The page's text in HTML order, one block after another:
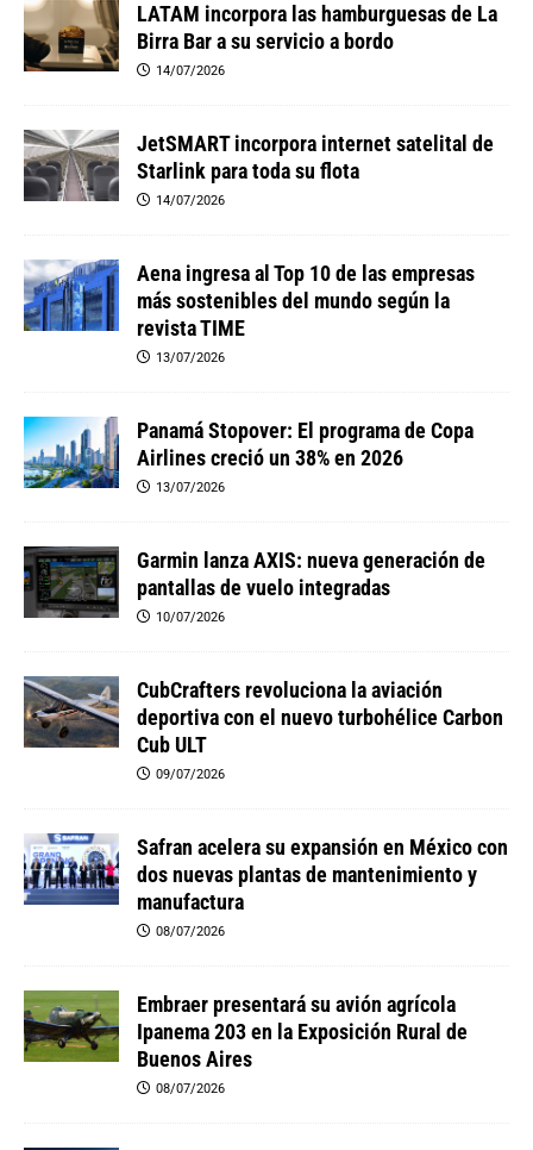
LATAM incorpora las hamburguesas de La
Birra Bar a su servicio a bordo
14/07/2026
JetSMART incorpora internet satelital de
Starlink para toda su flota
14/07/2026
Aena ingresa al Top 10 de las empresas
más sostenibles del mundo según la
revista TIME
13/07/2026
Panamá Stopover: El programa de Copa
Airlines creció un 38% en 2026
13/07/2026
Garmin lanza AXIS: nueva generación de
pantallas de vuelo integradas
10/07/2026
CubCrafters revoluciona la aviación
deportiva con el nuevo turbohélice Carbon
Cub ULT
09/07/2026
Safran acelera su expansión en México con
dos nuevas plantas de mantenimiento y
manufactura
08/07/2026
Embraer presentará su avión agrícola
Ipanema 203 en la Exposición Rural de
Buenos Aires
08/07/2026